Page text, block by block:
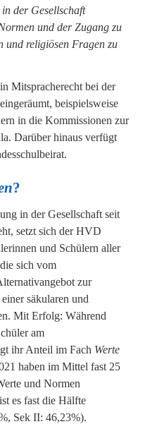
der Gesellschaft
und der Zugang zu
und religiösen Fragen zu
Mitspracherecht bei der
beispielsweise
in die Kommissionen zur
Darüber hinaus verfügt
?
in der Gesellschaft seit
setzt sich der HVD
und Schülern aller
sich vom
zur
säkularen und
Mit Erfolg: Während
am
ihr Anteil im Fach Werte
haben im Mittel fast 25
und Normen
es fast die Hälfte
Sek II: 46,23%).